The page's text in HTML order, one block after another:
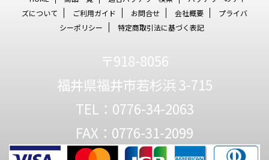
ズについて
ご利用ガイド お問合せ 会社概要
プライバ
シーポリシー
特定商取引法に基づく表記
〒918-8056
福井県福井市若杉浜 3-715
TEL：0776-34-2063
FAX：0776-31-2099